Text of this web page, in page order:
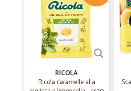
—Michela L.
Merce rispondente alle
Merce rispondente alle aspettative,
—Renato Z.
Puntuali e precisi.
RICOLA
Ricola caramelle alla